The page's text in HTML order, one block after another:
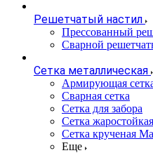
Решетчатый настил
Прессованный
Сварной
Сетка металлическая
Армирующая
Сварная сетка
Сетка для забора
Сетка жаростойкая
Сетка крученая
Еще